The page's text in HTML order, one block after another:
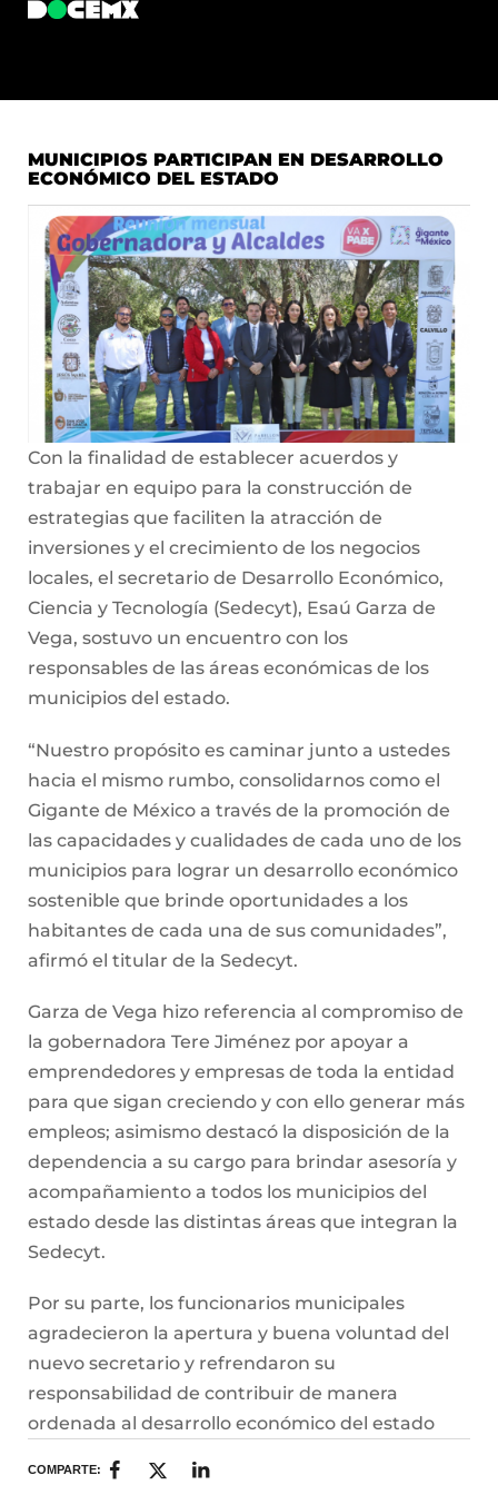
MUNICIPIOS PARTICIPAN EN DESARROLLO
ECONÓMICO DEL ESTADO
Con la finalidad de establecer acuerdos y
trabajar en equipo para la construcción de
estrategias que faciliten la atracción de
inversiones y el crecimiento de los negocios
locales, el secretario de Desarrollo Económico,
Ciencia y Tecnología (Sedecyt), Esaú Garza de
Vega, sostuvo un encuentro con los
responsables de las áreas económicas de los
municipios del estado.
“Nuestro propósito es caminar junto a ustedes
hacia el mismo rumbo, consolidarnos como el
Gigante de México a través de la promoción de
las capacidades y cualidades de cada uno de los
municipios para lograr un desarrollo económico
sostenible que brinde oportunidades a los
habitantes de cada una de sus comunidades”,
afirmó el titular de la Sedecyt.
Garza de Vega hizo referencia al compromiso de
la gobernadora Tere Jiménez por apoyar a
emprendedores y empresas de toda la entidad
para que sigan creciendo y con ello generar más
empleos; asimismo destacó la disposición de la
dependencia a su cargo para brindar asesoría y
acompañamiento a todos los municipios del
estado desde las distintas áreas que integran la
Sedecyt.
Por su parte, los funcionarios municipales
agradecieron la apertura y buena voluntad del
nuevo secretario y refrendaron su
responsabilidad de contribuir de manera
ordenada al desarrollo económico del estado
COMPARTE: